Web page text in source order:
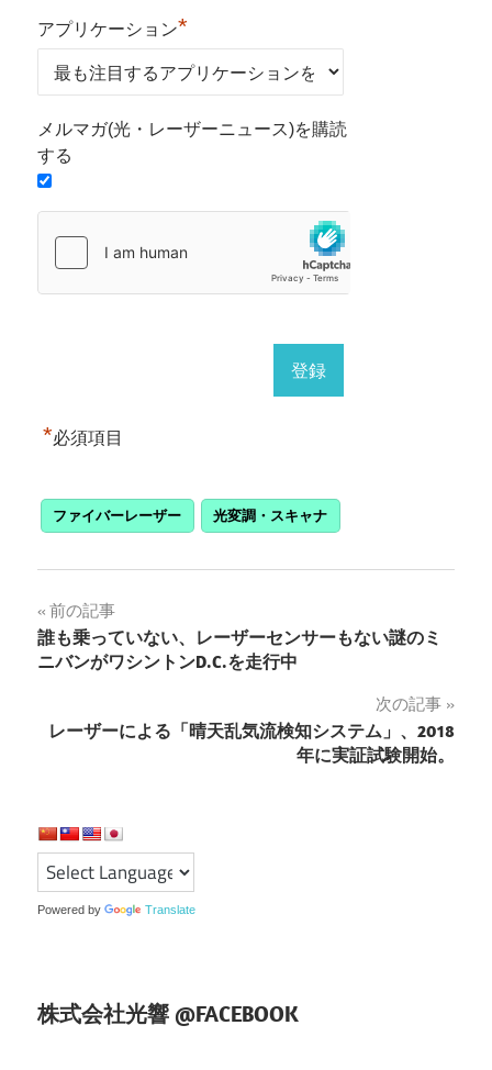
アプリケーション*
メルマガ(光・レーザーニュース)を購読
する
*必須項目
ファイバーレーザー 光変調・スキャナ
投
稿
ビ
ー
シ
ョ
前の記事
誰も乗っていない、レーザーセンサーもない謎のミ
ニバンがワシントンD.C.を走行中
次の記事
レーザーによる「晴天乱気流検知システム」、2018
年に実証試験開始。
Powered by Translate
株式会社光響 @FACEBOOK